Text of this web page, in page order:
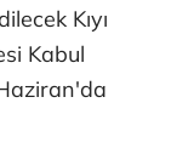
Kıyı
Kabul